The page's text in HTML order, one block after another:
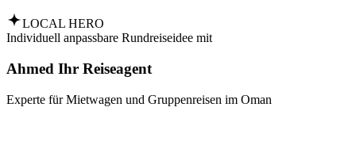
LOCAL HERO
Individuell anpassbare Rundreiseidee mit
Ahmed Ihr Reiseagent
Experte für Mietwagen und Gruppenreisen im Oman